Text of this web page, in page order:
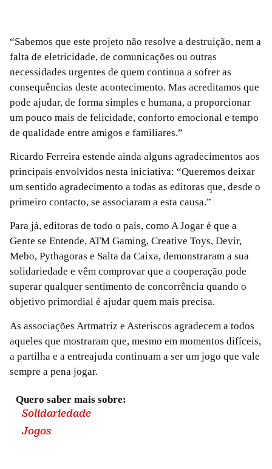
“Sabemos que este projeto não resolve a destruição, nem a
falta de eletricidade, de comunicações ou outras
necessidades urgentes de quem continua a sofrer as
consequências deste acontecimento. Mas acreditamos que
pode ajudar, de forma simples e humana, a proporcionar
um pouco mais de felicidade, conforto emocional e tempo
de qualidade entre amigos e familiares.”
Ricardo Ferreira estende ainda alguns agradecimentos aos
principais envolvidos nesta iniciativa: “Queremos deixar
um sentido agradecimento a todas as editoras que, desde o
primeiro contacto, se associaram a esta causa.”
Para já, editoras de todo o país, como A Jogar é que a
Gente se Entende, ATM Gaming, Creative Toys, Devir,
Mebo, Pythagoras e Salta da Caixa, demonstraram a sua
solidariedade e vêm comprovar que a cooperação pode
superar qualquer sentimento de concorrência quando o
objetivo primordial é ajudar quem mais precisa.
As associações Artmatriz e Asteriscos agradecem a todos
aqueles que mostraram que, mesmo em momentos difíceis,
a partilha e a entreajuda continuam a ser um jogo que vale
sempre a pena jogar.
Quero saber mais sobre:
Solidariedade
Jogos